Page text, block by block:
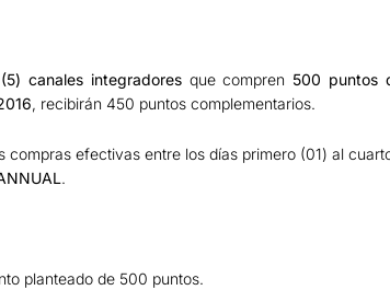
canales integradoresque compren 500 puntos
, recibirán 450 puntos complementarios.
compras efectivas entre los días primero (01) al
.
planteado de 500 puntos.